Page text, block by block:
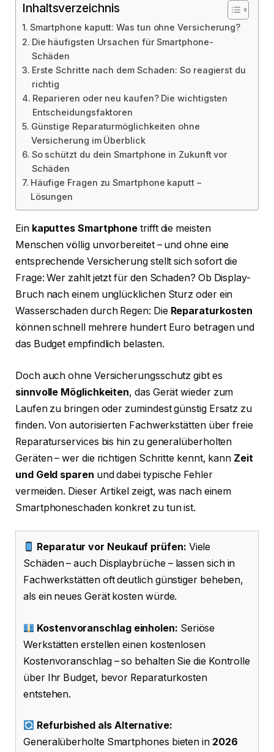
Inhaltsverzeichnis
Smartphone kaputt: Was tun ohne Versicherung?
Die häufigsten Ursachen für Smartphone-
Schäden
Erste Schritte nach dem Schaden: So reagierst du
richtig
Reparieren oder neu kaufen? Die wichtigsten
Entscheidungsfaktoren
Günstige Reparaturmöglichkeiten ohne
Versicherung im Überblick
So schützt du dein Smartphone in Zukunft vor
Schäden
Häufige Fragen zu Smartphone kaputt –
Lösungen
Ein kaputtes Smartphone trifft die meisten
Menschen völlig unvorbereitet – und ohne eine
entsprechende Versicherung stellt sich sofort die
Frage: Wer zahlt jetzt für den Schaden? Ob Display-
Bruch nach einem unglücklichen Sturz oder ein
Wasserschaden durch Regen: Die Reparaturkosten
können schnell mehrere hundert Euro betragen und
das Budget empfindlich belasten.
Doch auch ohne Versicherungsschutz gibt es
sinnvolle Möglichkeiten, das Gerät wieder zum
Laufen zu bringen oder zumindest günstig Ersatz zu
finden. Von autorisierten Fachwerkstätten über freie
Reparaturservices bis hin zu generalüberholten
Geräten – wer die richtigen Schritte kennt, kann Zeit
und Geld sparen und dabei typische Fehler
vermeiden. Dieser Artikel zeigt, was nach einem
Smartphoneschaden konkret zu tun ist.
Reparatur vor Neukauf prüfen: Viele
Schäden – auch Displaybrüche – lassen sich in
Fachwerkstätten oft deutlich günstiger beheben,
als ein neues Gerät kosten würde.
Kostenvoranschlag einholen: Seriöse
Werkstätten erstellen einen kostenlosen
Kostenvoranschlag – so behalten Sie die Kontrolle
über Ihr Budget, bevor Reparaturkosten
entstehen.
Refurbished als Alternative:
Generalüberholte Smartphones bieten in 2026